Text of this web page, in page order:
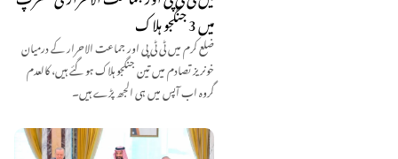
میں 3 جنگجو ہلاک
ضلع کرم میں ٹی ٹی پی اور جماعت الاحرار کے درمیان
خونریز تصادم میں تین جنگجو ہلاک ہو گئے ہیں، کالعدم
گروہ اب آپس میں ہی الجھ پڑے ہیں۔